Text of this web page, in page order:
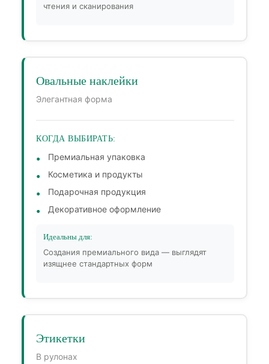
чтения и сканирования
Овальные наклейки
Элегантная форма
КОГДА ВЫБИРАТЬ:
Премиальная упаковка
Косметика и продукты
Подарочная продукция
Декоративное оформление
Идеальны для:
Создания премиального вида — выглядят
изящнее стандартных форм
Этикетки
В рулонах